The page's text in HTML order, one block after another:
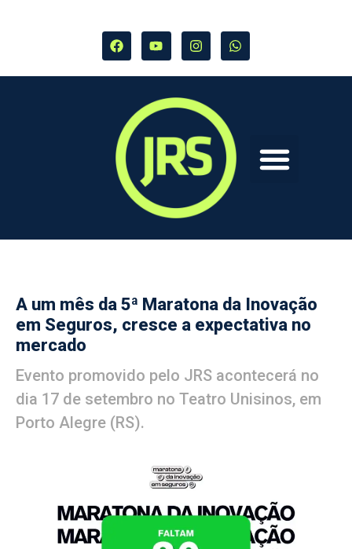
A um mês da 5ª Maratona da Inovação
em Seguros, cresce a expectativa no
mercado
Evento promovido pelo JRS acontecerá no
dia 17 de setembro no Teatro Unisinos, em
Porto Alegre (RS).